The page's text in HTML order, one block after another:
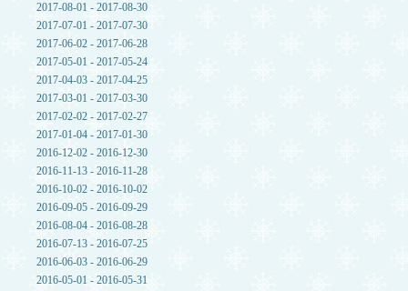
2017-08-01 - 2017-08-30
2017-07-01 - 2017-07-30
2017-06-02 - 2017-06-28
2017-05-01 - 2017-05-24
2017-04-03 - 2017-04-25
2017-03-01 - 2017-03-30
2017-02-02 - 2017-02-27
2017-01-04 - 2017-01-30
2016-12-02 - 2016-12-30
2016-11-13 - 2016-11-28
2016-10-02 - 2016-10-02
2016-09-05 - 2016-09-29
2016-08-04 - 2016-08-28
2016-07-13 - 2016-07-25
2016-06-03 - 2016-06-29
2016-05-01 - 2016-05-31